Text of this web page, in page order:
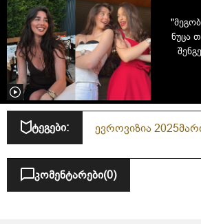
ნუცა
ტეგები: ევროვიზია 2025
კომენტარები(0)